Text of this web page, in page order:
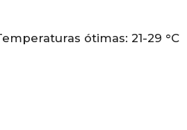
ótimas: 21-29 °C